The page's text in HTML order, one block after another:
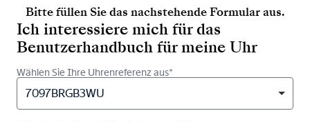
Bitte füllen Sie das nachstehende Formular aus.
Ich interessiere mich für das
Benutzerhandbuch für meine Uhr
Wählen Sie Ihre Uhrenreferenz aus*
7097BRGB3WU